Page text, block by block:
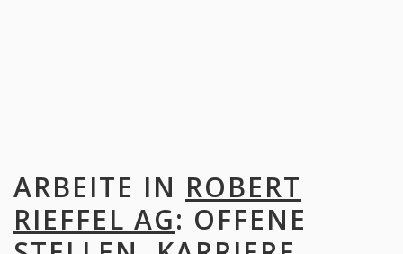
ARBEITE IN ROBERT
RIEFFEL AG: OFFENE